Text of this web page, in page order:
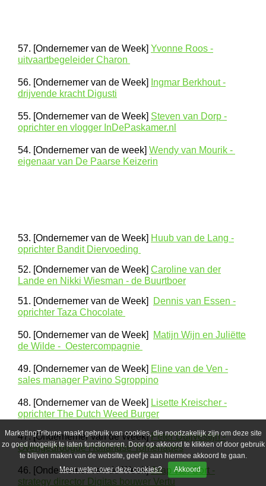
MarketingTribune maakt gebruik van cookies, die noodzakelijk zijn om deze site
zo goed mogelijk te laten functioneren. Door op akkoord te klikken of door gebruik
te blijven maken van de website, geef je aan hiermee akkoord te gaan.
Meer weten over deze cookies?
Akkoord
57. [Ondernemer van de Week] Yvonne Roos -
uitvaartbegeleider Charon
56. [Ondernemer van de Week]
Ingmar Berkhout -
drijvende kracht Digusti
55. [Ondernemer van de Week] Steven van Dorp -
oprichter en vlogger InDePaskamer.nl
54. [Ondernemer van de week] Wendy van Mourik -
eigenaar van De Paarse Keizerin
53. [Ondernemer van de Week] Huub van de Lang -
oprichter Bandit Diervoeding
52. [Ondernemer van de Week] Caroline van der
Lande en Nikki Wiesman - de Buurtboer
51. [Ondernemer van de Week]
Dennis van Essen -
oprichter Taza Chocolate
50. [Ondernemer van de Week]
Matijn Wijn en Juliëtte
de Wilde - Oestercompagnie
49. [Ondernemer van de Week] Eline van de Ven -
sales manager Pavino Sgroppino
48. [Ondernemer van de Week] Lisette Kreischer -
oprichter The Dutch Weed Burger
47. [Ondernemer van de Week]Peter Duijvestijn -
Ovengedroogde Hollandse Tomenades
46. [Ondernemer van de Week]Jaap van Oort -
strategy director Digitas bouwer Vertu